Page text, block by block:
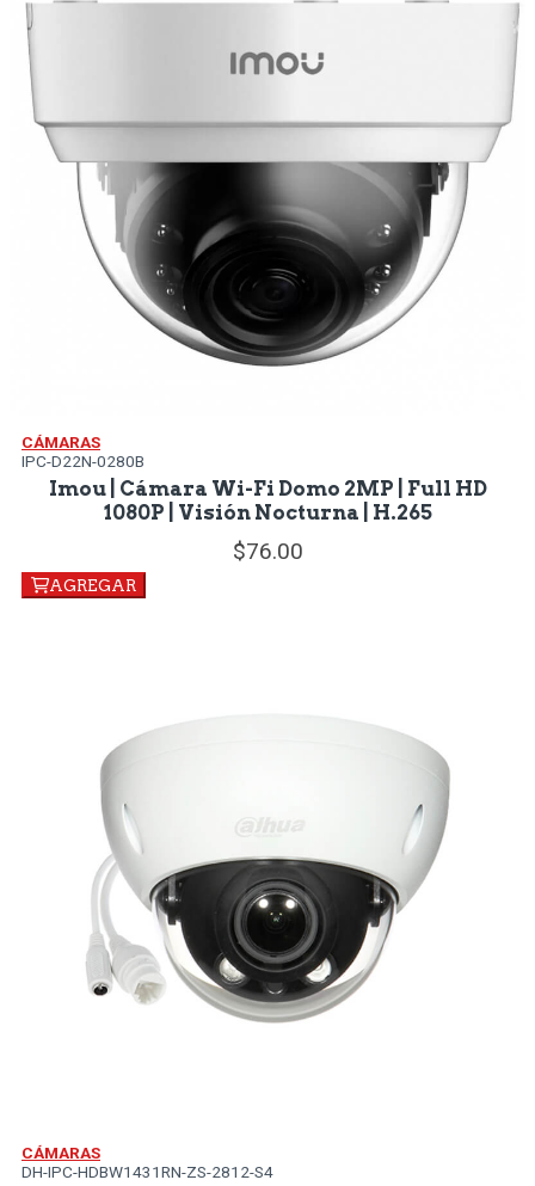
CÁMARAS
IPC-D22N-0280B
Imou | Cámara Wi-Fi Domo 2MP | Full HD
1080P | Visión Nocturna | H.265
76.00
AGREGAR
CÁMARAS
DH-IPC-HDBW1431RN-ZS-2812-S4